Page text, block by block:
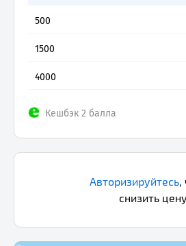
500
1500
4000
Кешбэк 2 балла
Авторизируйтесь,
снизить цену